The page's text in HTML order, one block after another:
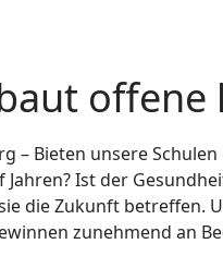
– Bieten unsere
Ist der
die Zukunft betreffen.
zunehmend an